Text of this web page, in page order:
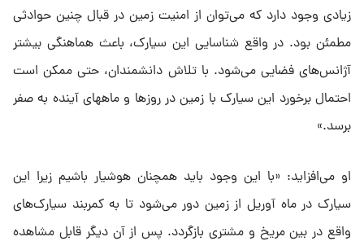
زیادی وجود دارد که می‌توان از امنیت زمین در قبال چنین حوادثی
مطمئن بود. در واقع شناسایی این سیارک، باعث هماهنگی بیشتر
آژانس‌های فضایی می‌شود. با تلاش دانشمندان، حتی ممکن است
احتمال برخورد این سیارک با زمین در روزها و ماههای آینده به صفر
برسد.»
او می‌افزاید: «با این وجود باید همچنان هوشیار باشیم زیرا این
سیارک در ماه آوریل از زمین دور می‌شود تا به کمربند سیارک‌های
واقع در بین مریخ و مشتری بازگردد. پس از آن دیگر قابل مشاهده